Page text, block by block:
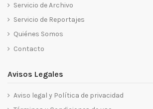
Servicio de Archivo
Servicio de Reportajes
Quiénes Somos
Contacto
Avisos Legales
Aviso legal y Política de privacidad